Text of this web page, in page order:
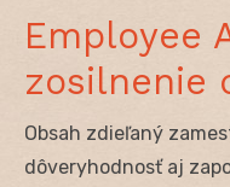
Employee
zosilnenie
Obsah zdieľaný
dôveryhodnosť aj